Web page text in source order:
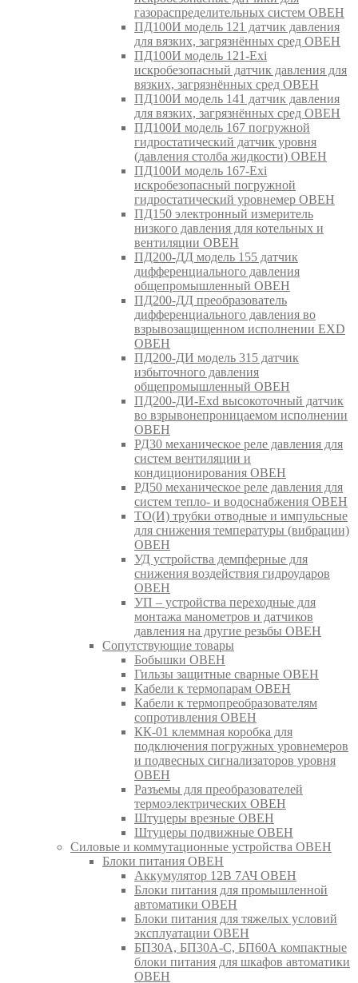
газораспределительных систем ОВЕН
ПД100И модель 121 датчик давления
для вязких, загрязнённых сред ОВЕН
ПД100И модель 121-Exi
искробезопасный датчик давления для
вязких, загрязнённых сред ОВЕН
ПД100И модель 141 датчик давления
для вязких, загрязнённых сред ОВЕН
ПД100И модель 167 погружной
гидростатический датчик уровня
(давления столба жидкости) ОВЕН
ПД100И модель 167-Exi
искробезопасный погружной
гидростатический уровнемер ОВЕН
ПД150 электронный измеритель
низкого давления для котельных и
вентиляции ОВЕН
ПД200-ДД модель 155 датчик
дифференциального давления
общепромышленный ОВЕН
ПД200-ДД преобразователь
дифференциального давления во
взрывозащищенном исполнении EXD
ОВЕН
ПД200-ДИ модель 315 датчик
избыточного давления
общепромышленный ОВЕН
ПД200-ДИ-Exd высокоточный датчик
во взрывонепроницаемом исполнении
ОВЕН
РД30 механическое реле давления для
систем вентиляции и
кондиционирования ОВЕН
РД50 механическое реле давления для
систем тепло- и водоснабжения ОВЕН
ТО(И) трубки отводные и импульсные
для снижения температуры (вибрации)
ОВЕН
УД устройства демпферные для
снижения воздействия гидроударов
ОВЕН
УП – устройства переходные для
монтажа манометров и датчиков
давления на другие резьбы ОВЕН
Сопутствующие товары
Бобышки ОВЕН
Гильзы защитные сварные ОВЕН
Кабели к термопарам ОВЕН
Кабели к термопреобразователям
сопротивления ОВЕН
КК-01 клеммная коробка для
подключения погружных уровнемеров
и подвесных сигнализаторов уровня
ОВЕН
Разъемы для преобразователей
термоэлектрических ОВЕН
Штуцеры врезные ОВЕН
Штуцеры подвижные ОВЕН
Силовые и коммутационные устройства ОВЕН
Блоки питания ОВЕН
Аккумулятор 12В 7АЧ ОВЕН
Блоки питания для промышленной
автоматики ОВЕН
Блоки питания для тяжелых условий
эксплуатации ОВЕН
БП30А, БП30А-С, БП60А компактные
блоки питания для шкафов автоматики
ОВЕН